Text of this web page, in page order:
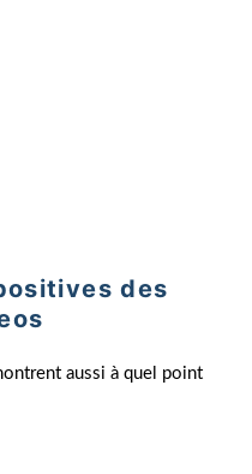
des
aussi à quel point